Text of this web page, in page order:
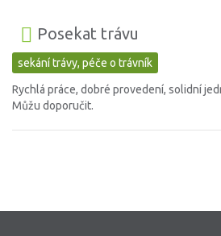
Posekat trávu
sekání trávy, péče o trávník
Rychlá práce, dobré provedení, solidní
Můžu doporučit.